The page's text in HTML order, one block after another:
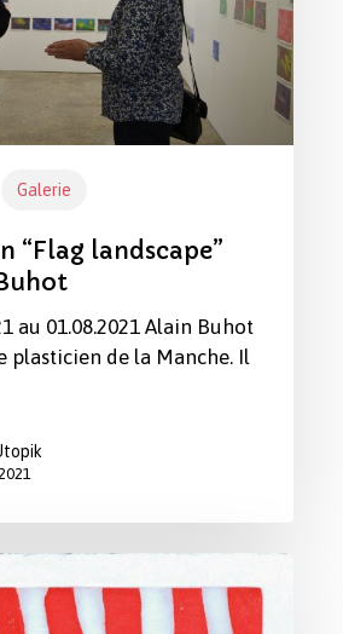
est vide.
Revenir à l'Artotek
Galerie
“Flag landscape”
au 01.08.2021 Alain Buhot
plasticien de la Manche. Il